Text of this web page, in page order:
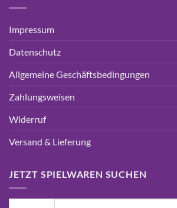
Impressum
Datenschutz
Allgemeine Geschäftsbedingungen
Zahlungsweisen
Widerruf
Versand & Lieferung
JETZT SPIELWAREN SUCHEN